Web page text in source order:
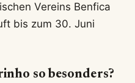
Vereins Benfica
bis zum 30. Juni
so besonders?